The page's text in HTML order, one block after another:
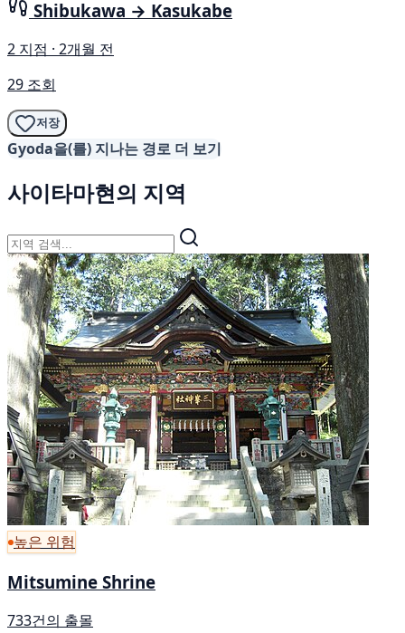
Shibukawa → Kasukabe
2 지점 · 2개월 전
29 조회
저장
Gyoda을(를) 지나는 경로 더 보기
사이타마현의 지역
높은 위험
Mitsumine Shrine
733건의 출몰